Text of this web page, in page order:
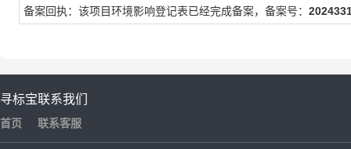
备案回执：该项目环境影响登记表已经完成备案，备案号：
寻标宝
首页
联系我们
联系客服